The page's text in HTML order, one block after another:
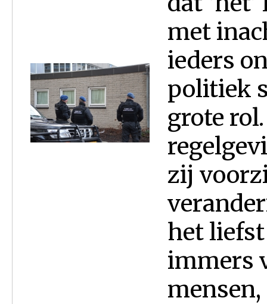
met
ieders
politiek
grote
zij
het liefst
immers
mensen,